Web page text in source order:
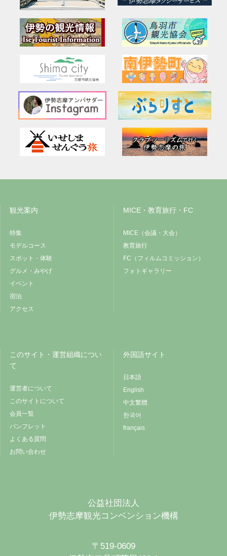
観光案内
特集
モデルコース
スポット・体験
グルメ・みやげ
イベント
宿泊
アクセス
MICE・教育旅行・FC
MICE（会議・大会）
教育旅行
FC（フィルムコミッション）
フォトギャラリー
このサイト・運営組織につい
て
運営者について
このサイトについて
会員一覧
パンフレット
よくある質問
お問い合わせ
外国語サイト
日本語
English
中文繁體
한국어
français
公益社団法人
伊勢志摩観光コンベンション機構
〒519-0609